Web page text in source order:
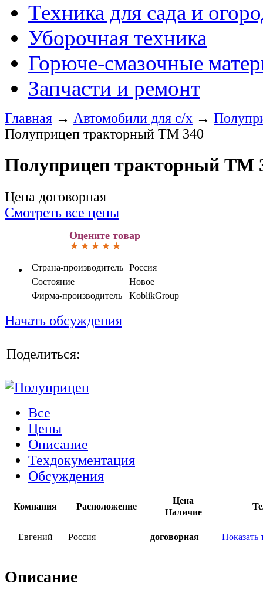
Техника для сада и
Уборочная техника
Горюче-смазочные
Запчасти и ремонт
Главная → Автомобили для с/х →
Полуприцеп тракторный TM 340
Полуприцеп тракторный TM
Цена договорная
Смотреть все цены
Оцените товар
Страна-производитель Россия
Состояние
Новое
Фирма-производитель
KoblikGroup
Начать обсуждения
Поделиться:
Все
Цены
Описание
Техдокументация
Обсуждения
Компания Расположение
Цена
Наличие
Евгений Россия договорная Показать
Описание